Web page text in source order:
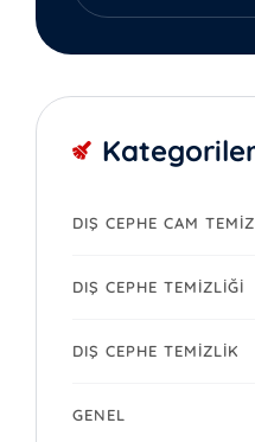
DIŞ CEPHE CAM
DIŞ CEPHE TEMIZLIĞI
DIŞ CEPHE TEMIZLIK
GENEL